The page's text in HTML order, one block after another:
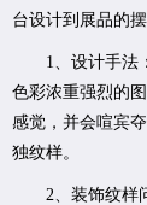
台设计到展品的
1、设计手法
色彩浓重强烈的
感觉，并会喧宾
独纹样。
2、装饰纹样